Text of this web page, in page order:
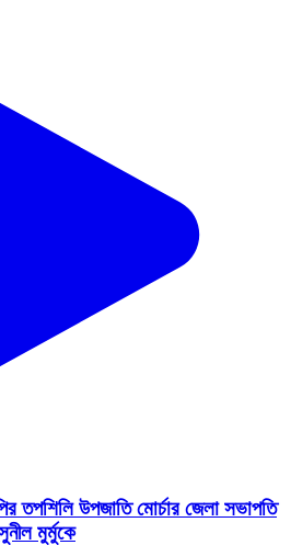
তপশিলি উপজাতি মোর্চার জেলা সভাপতি
মুর্মুকে